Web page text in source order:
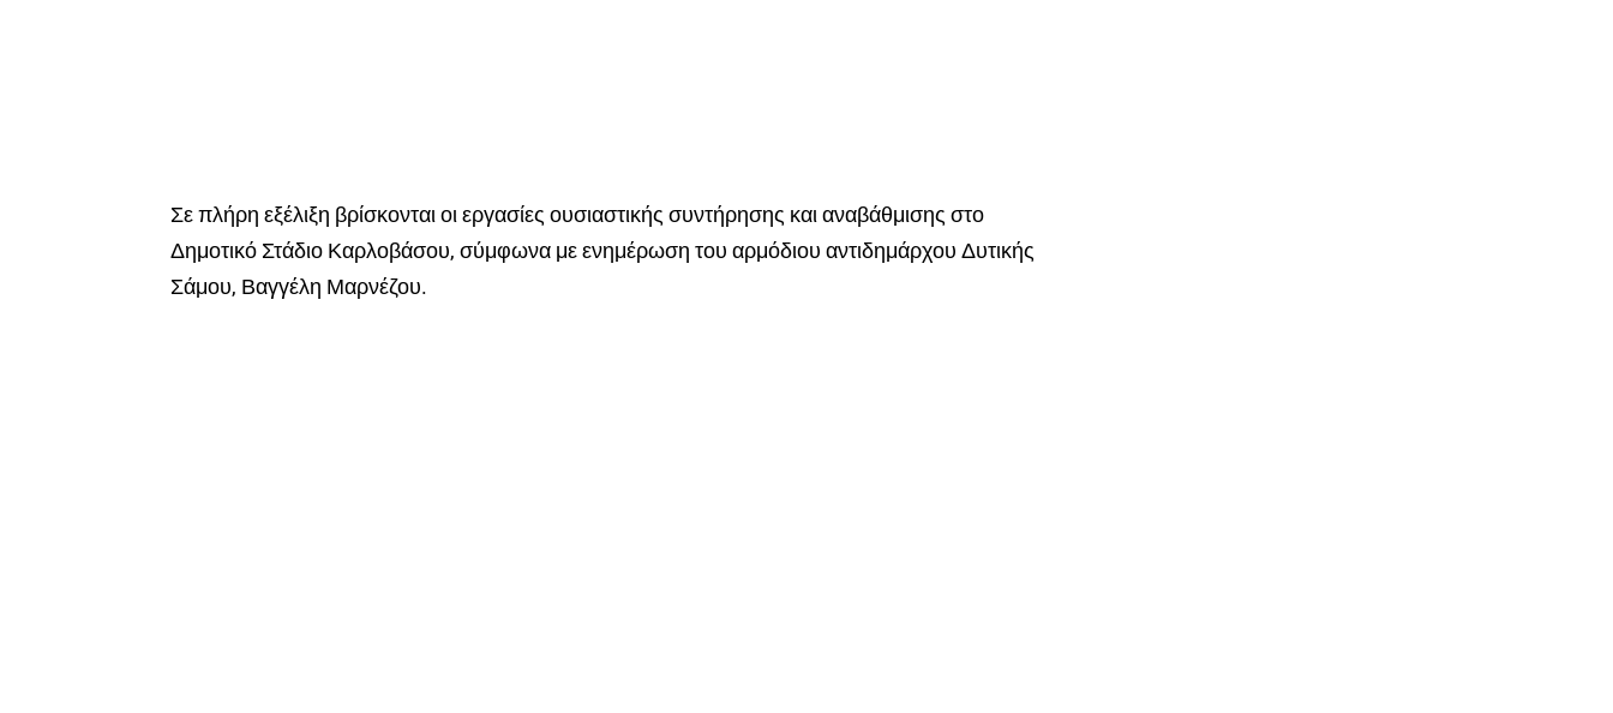
Σε πλήρη εξέλιξη βρίσκονται οι εργασίες ουσιαστικής συντήρησης και αναβάθμισης στο
Δημοτικό Στάδιο Καρλοβάσου, σύμφωνα με ενημέρωση του αρμόδιου αντιδημάρχου Δυτικής
Σάμου, Βαγγέλη Μαρνέζου.